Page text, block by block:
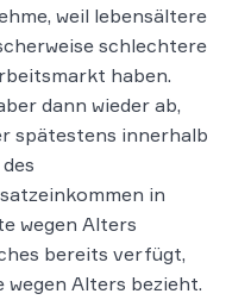
weil lebensältere
schlechtere
haben.
dann wieder ab,
spätestens innerhalb
in
wegen Alters
bereits verfügt,
wegen Alters bezieht.